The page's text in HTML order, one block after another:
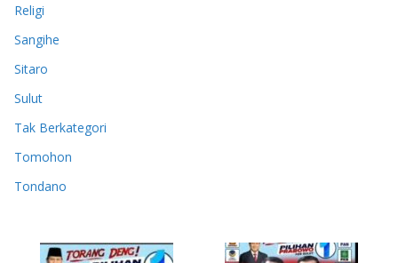
Religi
Sangihe
Sitaro
Sulut
Tak Berkategori
Tomohon
Tondano